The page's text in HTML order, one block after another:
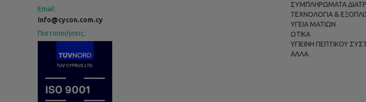
Email:
info@cycon.com.cy
Πιστοποιήσεις:
ΣΥΜΠΛΗΡΩΜΑΤΑ
ΤΕΧΝΟΛΟΓΙΑ &
ΥΓΕΙΑ ΜΑΤΙΩΝ
ΩΤΙΚΑ
ΥΓΙΕΙΝΗ ΠΕΠΤΙΚΟΥ
ΑΛΛΑ